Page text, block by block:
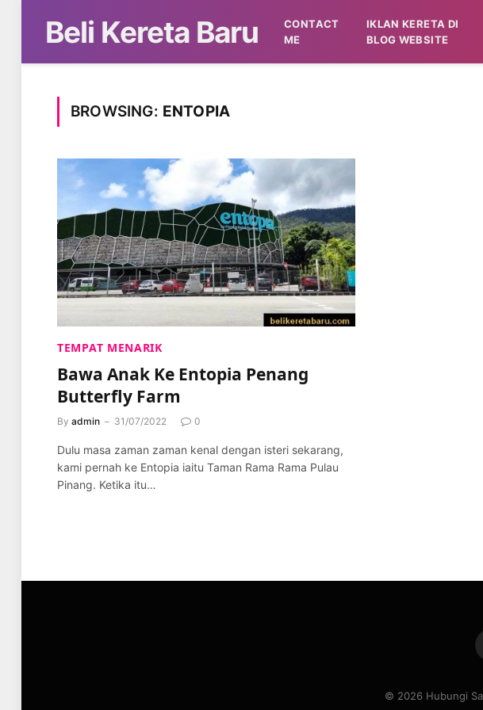
Beli Kereta Baru
CONTACT
ME
IKLAN KERETA DI
BLOG WEBSITE
BROWSING: ENTOPIA
TEMPAT MENARIK
Bawa Anak Ke Entopia Penang
Butterfly Farm
By admin 31/07/2022 0
Dulu masa zaman zaman kenal dengan isteri sekarang,
kami pernah ke Entopia iaitu Taman Rama Rama Pulau
Pinang. Ketika itu…
© 2026 Hubungi